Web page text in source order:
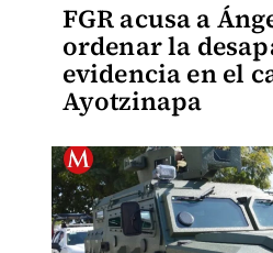
FGR acusa a
ordenar la
evidencia en el
Ayotzinapa